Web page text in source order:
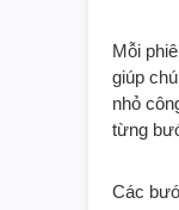
Mỗi
giúp
nhỏ
từng
Các